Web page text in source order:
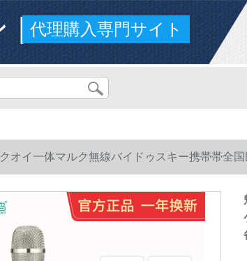
ド代理購入専門サイト
オイ一体マルク無線バイドゥスキー携帯帯全